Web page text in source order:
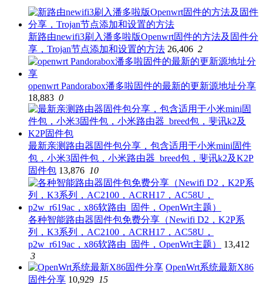
新路由newifi3刷入潘多啦版Openwrt固件的方法及固件分
享，Trojan节点添加和设置的方法 26,406 2
openwrt Pandorabox潘多啦固件的最新的更新源地址分享
18,883 0
最新亲测路由器固件包分享，包含适用于小米mini固件
包，小米3固件包，小米路由器_breed包，斐讯k2及K2P
固件包 13,876 10
各种智能路由器固件包免费分享（Newifi D2，K2P系
列，K3系列，AC2100，ACRH17，AC58U，
p2w_r619ac，x86软路由_固件，OpenWrt主题）
13,412
3
OpenWrt系统最新X86
固件分享 10,929 15